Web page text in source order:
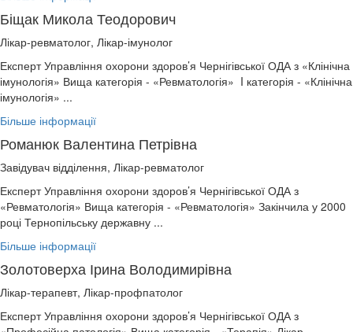
Біщак Микола Теодорович
Лікар-ревматолог, Лікар-імунолог
Експерт Управління охорони здоров’я Чернігівської ОДА з «Клінічна
імунологія» Вища категорія - «Ревматологія» I категорія - «Клінічна
імунологія» ...
Більше інформації
Романюк Валентина Петрівна
Завідувач відділення, Лікар-ревматолог
Експерт Управління охорони здоров’я Чернігівської ОДА з
«Ревматологія» Вища категорія - «Ревматологія» Закінчила у 2000
році Тернопільську державну ...
Більше інформації
Золотоверха Ірина Володимирівна
Лікар-терапевт, Лікар-профпатолог
Експерт Управління охорони здоров’я Чернігівської ОДА з